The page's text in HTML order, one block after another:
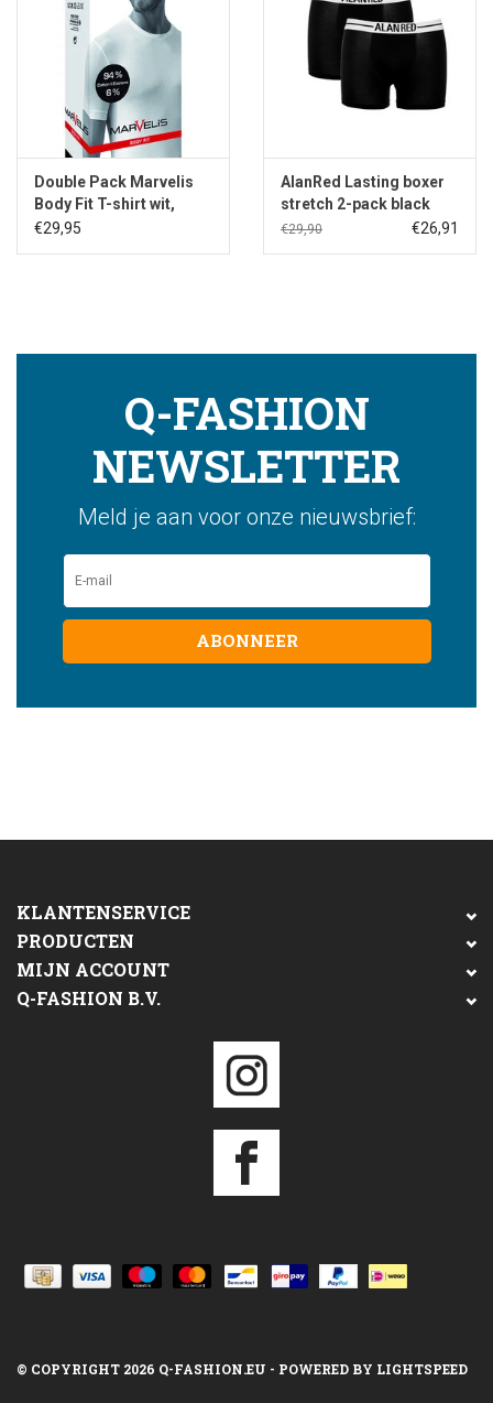
Double Pack Marvelis
Body Fit T-shirt wit,
ronde hals
€29,95
AlanRed Lasting boxer
stretch 2-pack black
€29,90 €26,91
Q-FASHION
NEWSLETTER
Meld je aan voor onze nieuwsbrief:
ABONNEER
KLANTENSERVICE
PRODUCTEN
MIJN ACCOUNT
Q-FASHION B.V.
© COPYRIGHT 2026 Q-FASHION.EU - POWERED BY LIGHTSPEED